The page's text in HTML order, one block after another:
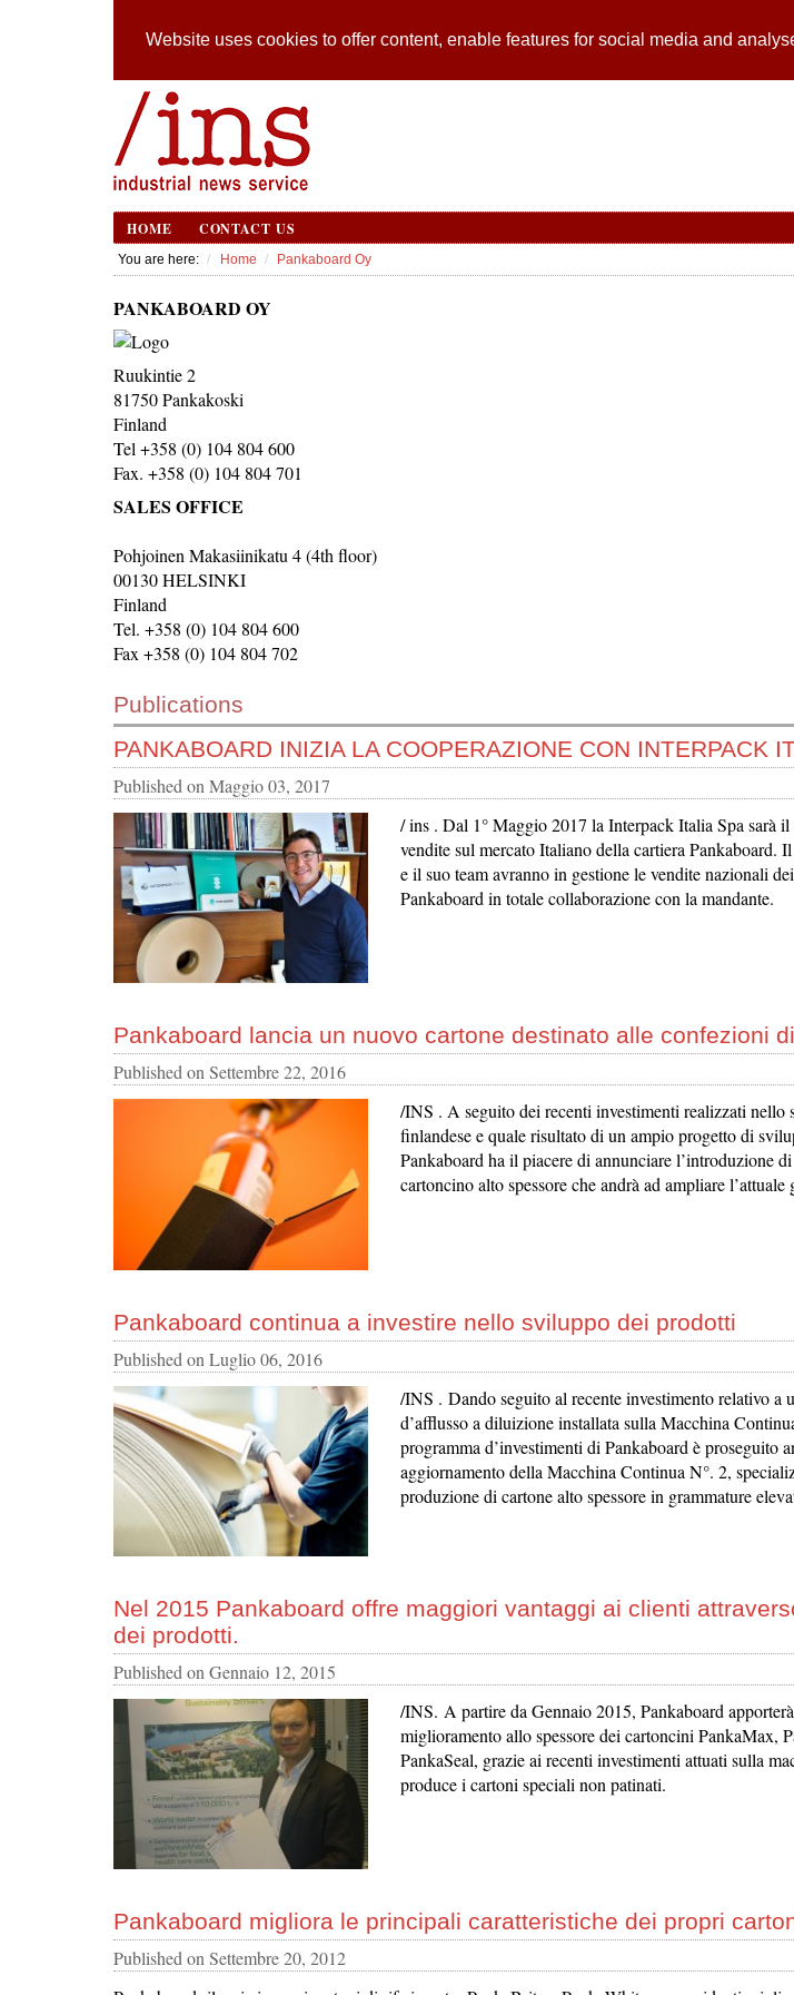
Website uses cookies to offer content, enable features for social media and
HOME CONTACT US
You are here: Home Pankaboard Oy
PANKABOARD OY
Ruukintie 2
81750 Pankakoski
Finland
Tel +358 (0) 104 804 600
Fax. +358 (0) 104 804 701
SALES OFFICE
Pohjoinen Makasiinikatu 4 (4th floor)
00130 HELSINKI
Finland
Tel. +358 (0) 104 804 600
Fax +358 (0) 104 804 702
Publications
PANKABOARD INIZIA LA COOPERAZIONE CON INTERPACK
Published onMaggio 03, 2017
/ ins . Dal 1° Maggio 2017 la Interpack Italia Spa sarà il
vendite sul mercato Italiano della cartiera Pankaboard.
e il suo team avranno in gestione le vendite nazionali
Pankaboard in totale collaborazione con la mandante.
Pankaboard lancia un nuovo cartone destinato alle confezioni
Published onSettembre 22, 2016
/INS . A seguito dei recenti investimenti realizzati nello
finlandese e quale risultato di un ampio progetto di
Pankaboard ha il piacere di annunciare l’introduzione
cartoncino alto spessore che andrà ad ampliare
Pankaboard continua a investire nello sviluppo dei prodotti
Published on Luglio 06, 2016
/INS . Dando seguito al recente investimento relativo a
d’afflusso a diluizione installata sulla Macchina
programma d’investimenti di Pankaboard è proseguito
aggiornamento della Macchina Continua N°. 2,
produzione di cartone alto spessore in grammature
Nel 2015 Pankaboard offre maggiori vantaggi ai clienti
dei prodotti.
Published on Gennaio 12, 2015
/INS. A partire da Gennaio 2015, Pankaboard
miglioramento allo spessore dei cartoncini PankaMax,
PankaSeal, grazie ai recenti investimenti attuati sulla
produce i cartoni speciali non patinati.
Pankaboard migliora le principali caratteristiche dei propri
Published on Settembre 20, 2012